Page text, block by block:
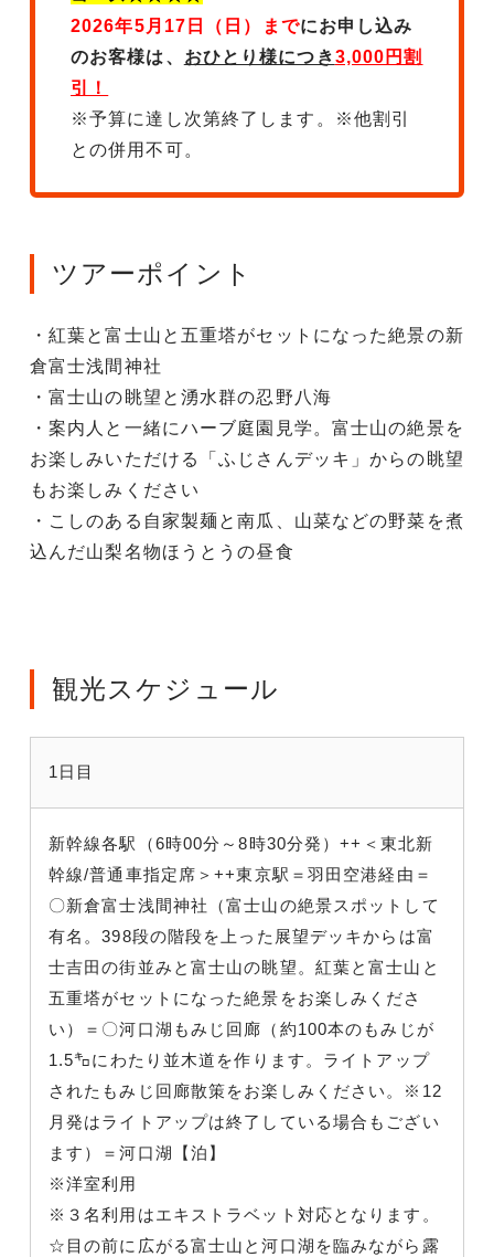
2026年5月17日（日）までにお申し込み
のお客様は、 おひとり様につき3,000円割
引！
※予算に達し次第終了します。※他割引
との併用不可。
ツアーポイント
・紅葉と富士山と五重塔がセットになった絶景の新
倉富士浅間神社
・富士山の眺望と湧水群の忍野八海
・案内人と一緒にハーブ庭園見学。富士山の絶景を
お楽しみいただける「ふじさんデッキ」からの眺望
もお楽しみください
・こしのある自家製麺と南瓜、山菜などの野菜を煮
込んだ山梨名物ほうとうの昼食
観光スケジュール
1日目
新幹線各駅（6時00分～8時30分発）++＜東北新
幹線/普通車指定席＞++東京駅＝羽田空港経由＝
〇新倉富士浅間神社（富士山の絶景スポットして
有名。398段の階段を上った展望デッキからは富
士吉田の街並みと富士山の眺望。紅葉と富士山と
五重塔がセットになった絶景をお楽しみくださ
い）＝〇河口湖もみじ回廊（約100本のもみじが
1.5㌔にわたり並木道を作ります。ライトアップ
されたもみじ回廊散策をお楽しみください。※12
月発はライトアップは終了している場合もござい
ます）＝河口湖【泊】
※洋室利用
※３名利用はエキストラベット対応となります。
☆目の前に広がる富士山と河口湖を臨みながら露